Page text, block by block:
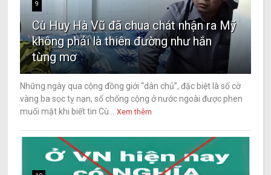
9
Cù Huy Hà Vũ đã chua chát nhận ra Mỹ
không phải là thiên đường như hắn
từng mơ
Những ngày qua cộng đồng giới “dân chủ”, đặc biệt là số cờ
vàng ba sọc tỵ nạn, số chống cộng ở nước ngoài được phen
muối mặt khi biết tin Cù...
Xem thêm